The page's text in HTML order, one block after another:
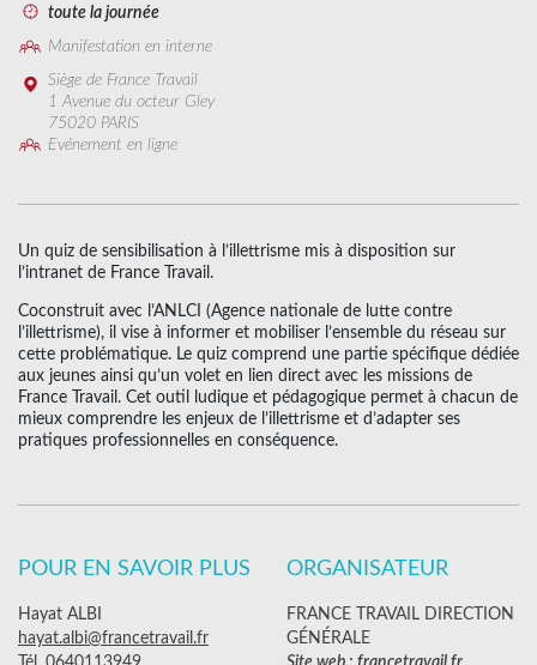
toute la journée
Manifestation en interne
Siège de France Travail
1 Avenue du octeur Gley
75020 PARIS
Evénement en ligne
Un quiz de sensibilisation à l’illettrisme mis à disposition sur
l’intranet de France Travail.
Coconstruit avec l’ANLCI (Agence nationale de lutte contre
l’illettrisme), il vise à informer et mobiliser l’ensemble du réseau sur
cette problématique. Le quiz comprend une partie spécifique dédiée
aux jeunes ainsi qu’un volet en lien direct avec les missions de
France Travail. Cet outil ludique et pédagogique permet à chacun de
mieux comprendre les enjeux de l’illettrisme et d’adapter ses
pratiques professionnelles en conséquence.
POUR EN SAVOIR PLUS
Hayat ALBI
hayat.albi@francetravail.fr
ORGANISATEUR
FRANCE TRAVAIL DIRECTION
GÉNÉRALE